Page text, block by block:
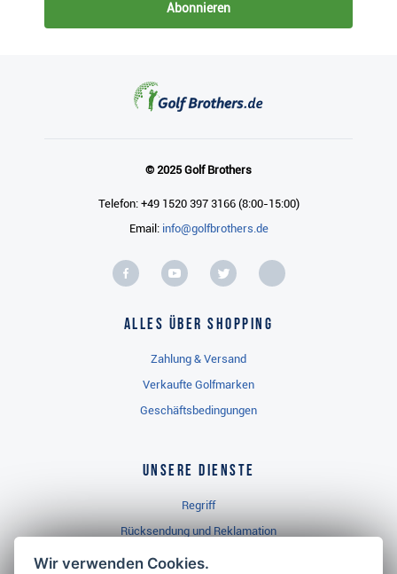
Abonnieren
© 2025 Golf Brothers
Telefon: +49 1520 397 3166 (8:00-15:00)
Email: info@golfbrothers.de
Alles über Shopping
Zahlung & Versand
Verkaufte Golfmarken
Geschäftsbedingungen
Unsere Dienste
Regriff
Rücksendung und Reklamation
Widerrufsbelehrung
Wir verwenden Cookies.